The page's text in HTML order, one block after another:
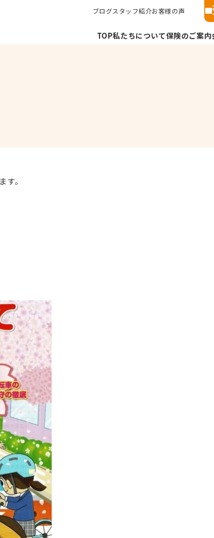
TOP私たちについて保険のご案内
ブログスタッフ紹介お客様の声
す。